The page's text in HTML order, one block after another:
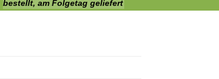
bestellt, am Folgetag geliefert